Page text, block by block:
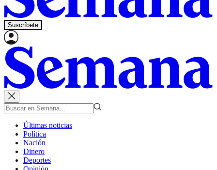
Suscríbete
Últimas noticias
Política
Nación
Dinero
Deportes